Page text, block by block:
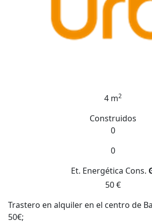
4 m2
Construidos
0
0
Et. Energética Cons.
50 €
Trastero en alquiler en el centro de
50€;